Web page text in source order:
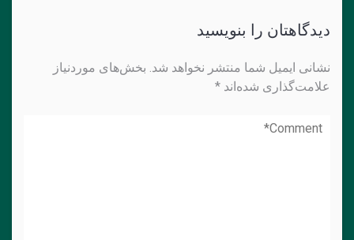
دیدگاهتان را بنویسید
نشانی ایمیل شما منتشر نخواهد شد. بخش‌های موردنیاز
علامت‌گذاری شده‌اند *